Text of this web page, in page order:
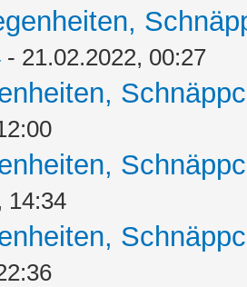
- 21.02.2022, 00:27
14:34